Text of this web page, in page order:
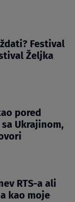
Festival
Željka
pored
Ukrajinom,
RTS-a ali
kao moje